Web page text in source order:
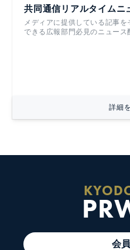
共同通信リアルタイムニ
メディアに提供している記事を
できる広報部門必見のニュース
詳細
会